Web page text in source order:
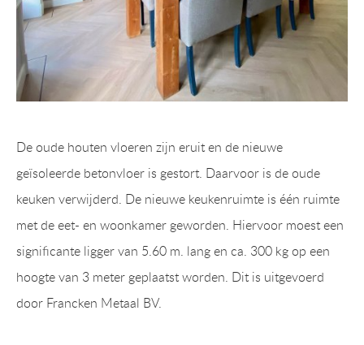
De oude houten vloeren zijn eruit en de nieuwe
geïsoleerde betonvloer is gestort. Daarvoor is de oude
keuken verwijderd. De nieuwe keukenruimte is één ruimte
met de eet- en woonkamer geworden. Hiervoor moest een
significante ligger van 5.60 m. lang en ca. 300 kg op een
hoogte van 3 meter geplaatst worden. Dit is uitgevoerd
door Francken Metaal BV.